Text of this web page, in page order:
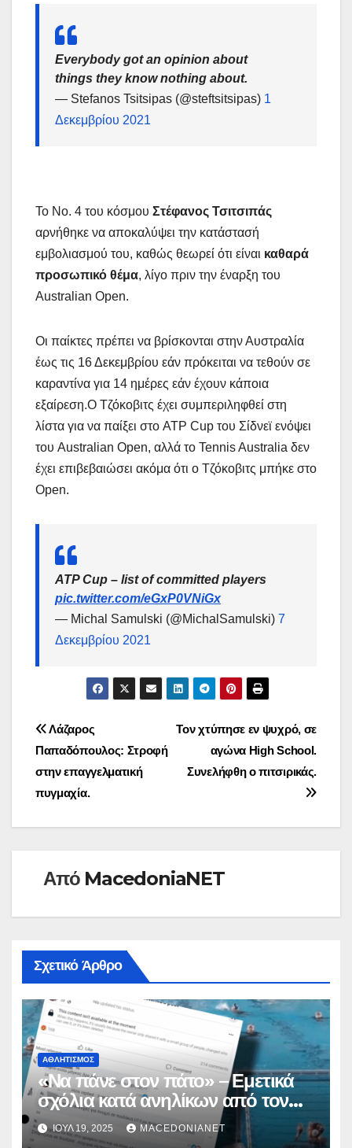
Everybody got an opinion about
things they know nothing about.
— Stefanos Tsitsipas (@steftsitsipas) 1
Δεκεμβρίου 2021
Το Νο. 4 του κόσμου Στέφανος Τσιτσιπάς
αρνήθηκε να αποκαλύψει την κατάστασή
εμβολιασμού του, καθώς θεωρεί ότι είναι καθαρά
προσωπικό θέμα, λίγο πριν την έναρξη του
Australian Open.
Οι παίκτες πρέπει να βρίσκονται στην Αυστραλία
έως τις 16 Δεκεμβρίου εάν πρόκειται να τεθούν σε
καραντίνα για 14 ημέρες εάν έχουν κάποια
εξαίρεση.Ο Τζόκοβιτς έχει συμπεριληφθεί στη
λίστα για να παίξει στο ATP Cup του Σίδνεϊ ενόψει
του Australian Open, αλλά το Tennis Australia δεν
έχει επιβεβαιώσει ακόμα ότι ο Τζόκοβιτς μπήκε στο
Open.
ATP Cup – list of committed players
pic.twitter.com/eGxP0VNiGx
— Michal Samulski (@MichalSamulski) 7
Δεκεμβρίου 2021
Πλοήγηση
άρθρων
Τον χτύπησε εν ψυχρό, σε
αγώνα High School.
Συνελήφθη ο πιτσιρικάς.
Λάζαρος
Παπαδόπουλος: Στροφή
στην επαγγελματική
πυγμαχία.
Από MacedoniaNET
Σχετικό Άρθρο
ΑΘΛΗΤΙΣΜΌΣ
«Να πάνε στον πάτο» – Εμετικά
σχόλια κατά ανηλίκων από τον
γενικό γραμματέα του Χιου
ΙΟΎΛ 19, 2025 MACEDONIANET